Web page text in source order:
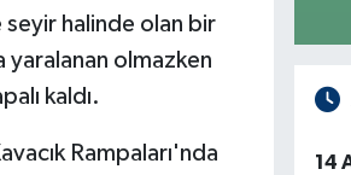
seyir halinde olan bir
yaralanan olmazken
kaldı.
Rampaları'nda
14